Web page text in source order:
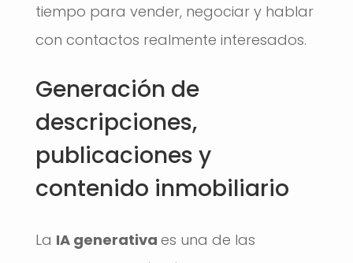
tiempo para vender, negociar y hablar
con contactos realmente interesados.
Generación de
descripciones,
publicaciones y
contenido inmobiliario
La IA generativa es una de las